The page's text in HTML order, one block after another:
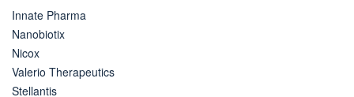
Innate Pharma
Nanobiotix
Nicox
Valerio Therapeutics
Stellantis